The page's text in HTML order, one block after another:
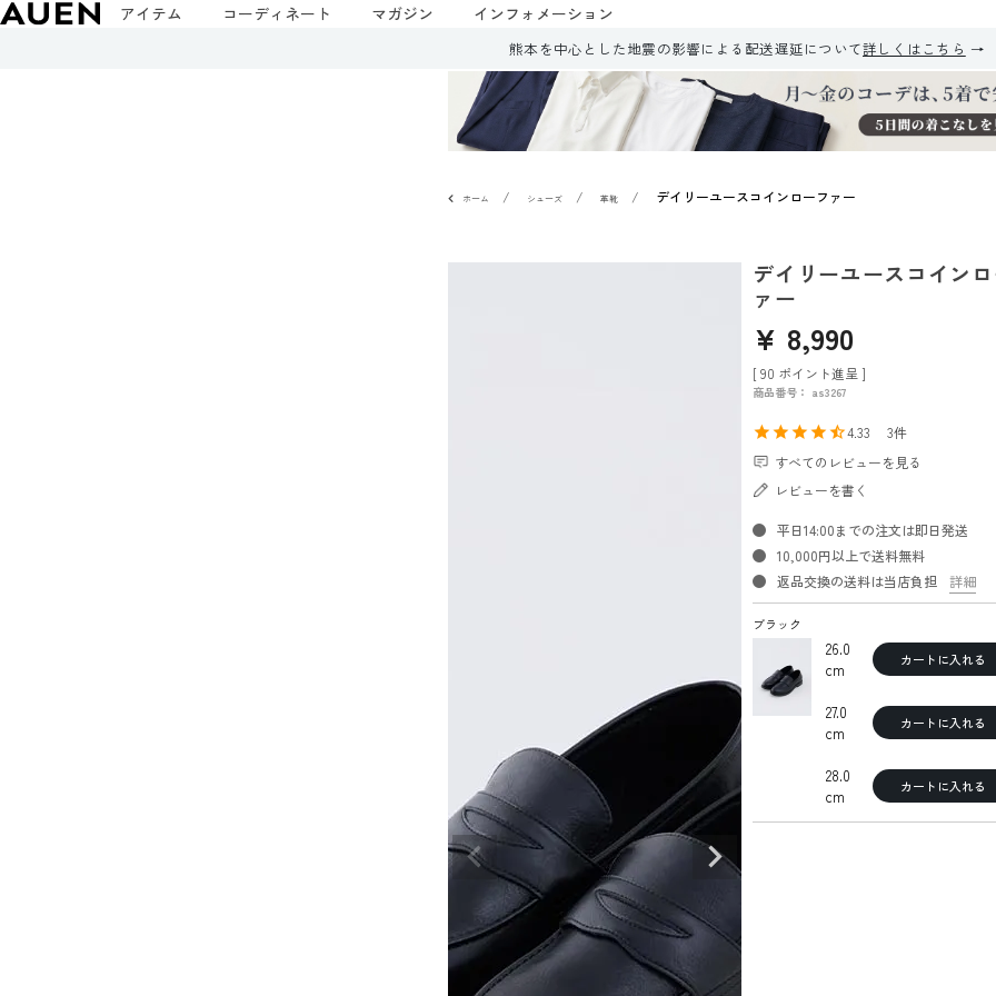
アイテム コーディネート マガジン インフォメーション
熊本を中心とした地震の影響による配送遅延について詳しくはこちら
ホーム シューズ 革靴 デイリーユースコインローファー
デイリーユースコイン
ァー
¥ 8,990
[ 90 ポイント進呈 ]
商品番号 as3267
4.33
3
すべてのレビューを見る
レビューを書く
平日14:00までの注文は即日発送
10,000円以上で送料無料
返品交換の送料は当店負担
詳細
ブラック
26.0
cm
カートに入れる
27.0
cm
カートに入れる
28.0
cm
カートに入れる